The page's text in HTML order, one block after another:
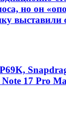
но он
выставили
17 Pro